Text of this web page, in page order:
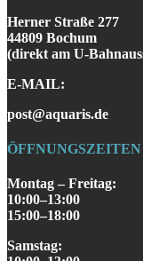
Herner Straße 277
44809 Bochum
(direkt am U-
E-MAIL:
post@aquaris.de
ÖFFNUNGSZEITEN
Montag – Freitag:
10:00–13:00
15:00–18:00
Samstag: